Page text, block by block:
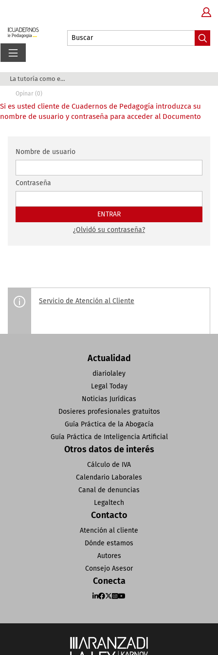
La tutoría como eje estratégico del cambio univ...
Opinar (0)
Si es usted cliente de Cuadernos de Pedagogía introduzca su
nombre de usuario y contraseña para acceder al Documento
Nombre de usuario
Contraseña
¿Olvidó su contraseña?
Servicio de Atención al Cliente
Actualidad
diariolaley
Legal Today
Noticias Jurídicas
Dosieres profesionales gratuitos
Guía Práctica de la Abogacía
Guía Práctica de Inteligencia Artificial
Otros datos de interés
Cálculo de IVA
Calendario Laborales
Canal de denuncias
Legaltech
Contacto
Atención al cliente
Dónde estamos
Autores
Consejo Asesor
Conecta